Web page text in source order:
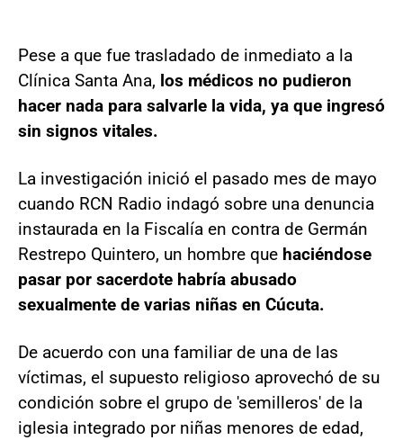
Pese a que fue trasladado de inmediato a la
Clínica Santa Ana, los médicos no pudieron
hacer nada para salvarle la vida, ya que ingresó
sin signos vitales.
La investigación inició el pasado mes de mayo
cuando RCN Radio indagó sobre una denuncia
instaurada en la Fiscalía en contra de Germán
Restrepo Quintero, un hombre que haciéndose
pasar por sacerdote habría abusado
sexualmente de varias niñas en Cúcuta.
De acuerdo con una familiar de una de las
víctimas, el supuesto religioso aprovechó de su
condición sobre el grupo de 'semilleros' de la
iglesia integrado por niñas menores de edad,